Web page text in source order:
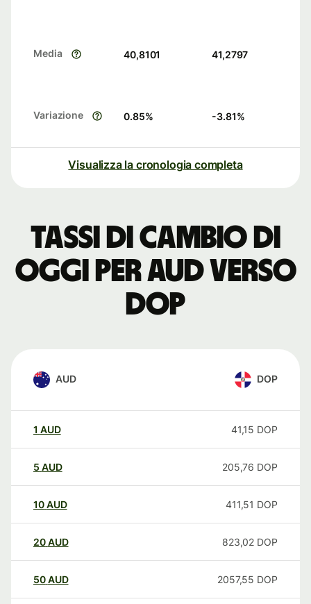
Media 40,8101 41,2797
Variazione 0.85% -3.81%
Visualizza la cronologia completa
Tassi di cambio di
oggi per AUD verso
DOP
AUD DOP
1 AUD 41,15 DOP
5 AUD 205,76 DOP
10AUD 411,51 DOP
20AUD 823,02 DOP
50AUD 2057,55 DOP